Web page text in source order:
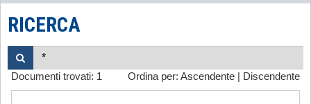
1915-1945 Tra le due guerre
1945-1968 Dalla liberazione al '68
1968-2022 Dalla contestazione all'internazionalizzazione
RICERCA
Ordina per: Ascendente Discendente
Documenti trovati: 1